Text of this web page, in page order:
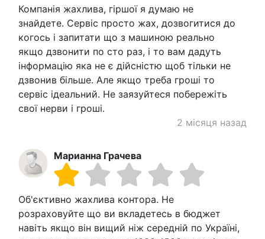
Компанія жахлива, гіршої я думаю не
знайдете. Сервіс просто жах, дозвогитися до
когось і запитати що з машиною реально
якщо дзвонити по сто раз, і то вам дадуть
інформацію яка не є дійсністю щоб тільки не
дзвонив більше. Але якщо треба гроші то
сервіс ідеальний. Не заязуйтеся побережіть
свої нерви і гроші.
2 місяця назад
Марианна Грачева
Об'єктивно жахлива контора. Не
розраховуйте що ви вкладетесь в бюджет
навіть якщо він вищий ніж середній по Україні,